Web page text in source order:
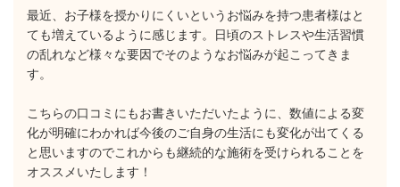
最近、お子様を授かりにくいというお悩みを持つ患者様はと
ても増えているように感じます。日頃のストレスや生活習慣
の乱れなど様々な要因でそのようなお悩みが起こってきま
す。
こちらの口コミにもお書きいただいたように、数値による変
化が明確にわかれば今後のご自身の生活にも変化が出てくる
と思いますのでこれからも継続的な施術を受けられることを
オススメいたします！